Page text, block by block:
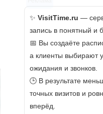
✨ VisitTime.ru —
запись в понятный и
📅 Вы создаёте
а клиенты выбирают
ожидания и звонков.
🕒 В результате
точных визитов и
вперёд.